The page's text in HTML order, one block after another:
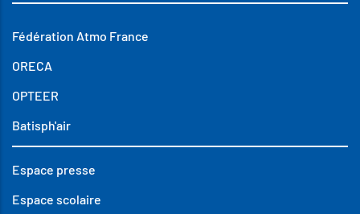
Fédération Atmo France
ORECA
OPTEER
Batisph'air
Espace presse
Espace scolaire